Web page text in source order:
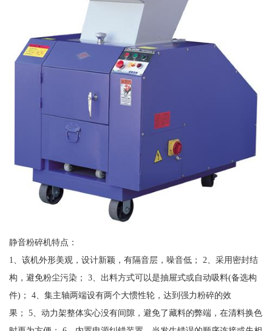
静音粉碎机特点：
1、该机外形美观，设计新颖，有隔音层，噪音低； 2、采用密封结
构，避免粉尘污染； 3、出料方式可以是抽屉式或自动吸料(备选构
件)； 4、集主轴两端设有两个大惯性轮，达到强力粉碎的效
果； 5、动力架整体实心没有间隙，避免了藏料的弊端，在清料换色